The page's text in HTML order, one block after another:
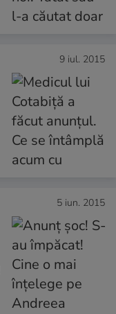
9 iul. 2015
5 iun. 2015